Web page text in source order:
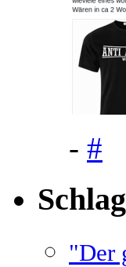
- #
"Der